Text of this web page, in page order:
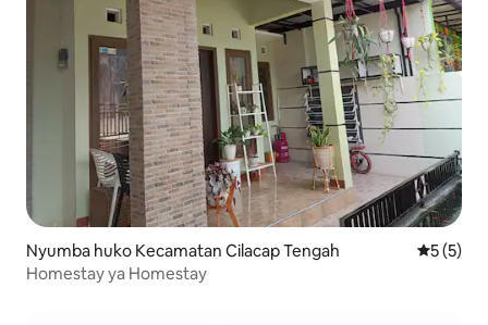
Nyumba huko Kecamatan Cilacap Tengah
5 (5)
Homestay ya Homestay